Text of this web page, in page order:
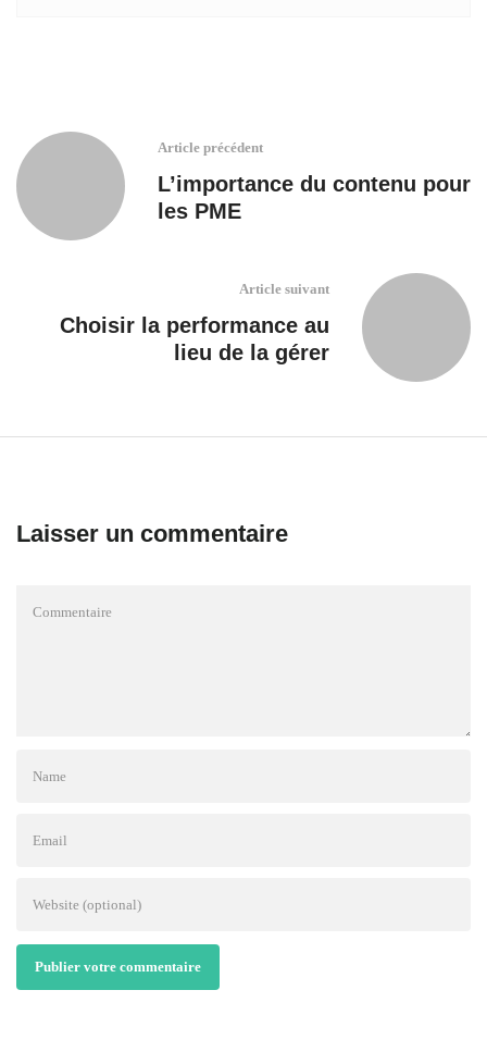
Article précédent
L’importance du contenu pour
les PME
Article suivant
Choisir la performance au
lieu de la gérer
Laisser un commentaire
Publier votre commentaire